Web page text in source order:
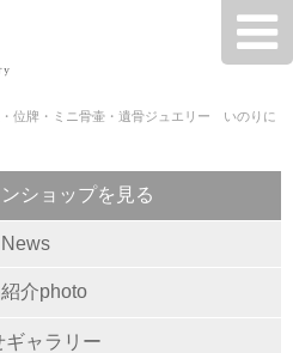
位牌・ミニ骨壷・遺骨ジュエリー いのりに
ショップを見る
News
介photo
ギャラリー